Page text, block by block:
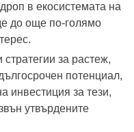
в екосистемата на
до още по-голямо
за растеж,
потенциал,
инвестиция за тези,
утвърдените